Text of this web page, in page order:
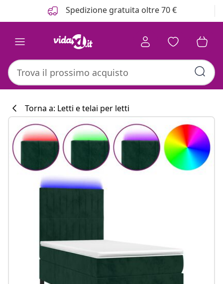
Spedizione gratuita oltre 70 €
Torna a: Letti e telai per letti